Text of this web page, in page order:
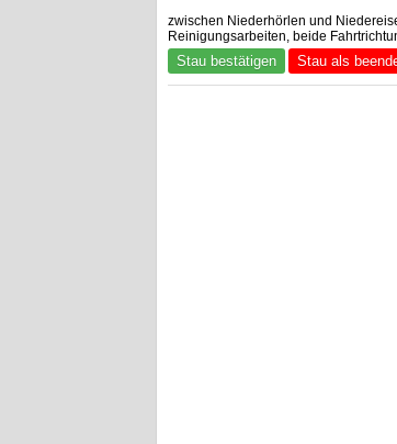
zwischen Niederhörlen und
Reinigungsarbeiten, beide
Stau bestätigen Stau als